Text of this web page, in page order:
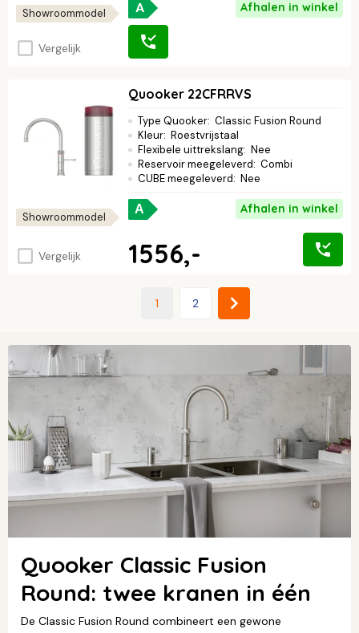
Showroommodel
Vergelijk
A Afhalen in winkel
Showroommodel
Vergelijk
Quooker 22CFRRVS
Type Quooker: Classic Fusion Round
Kleur: Roestvrijstaal
Flexibele uittrekslang: Nee
Reservoir meegeleverd: Combi
CUBE meegeleverd: Nee
A Afhalen in winkel
1556,-
1 2
Quooker Classic Fusion
Round: twee kranen in één
De Classic Fusion Round combineert een gewone